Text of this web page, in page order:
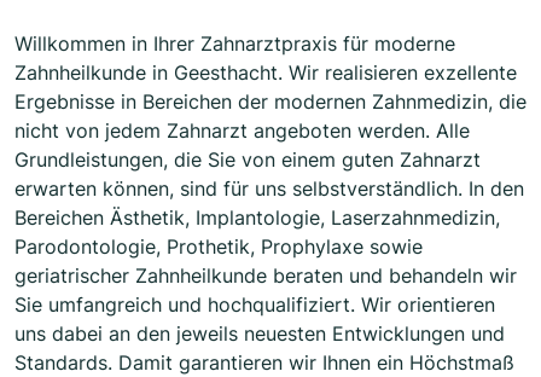
Willkommen in Ihrer Zahnarztpraxis für moderne
Zahnheilkunde in Geesthacht. Wir realisieren exzellente
Ergebnisse in Bereichen der modernen Zahnmedizin, die
nicht von jedem Zahnarzt angeboten werden. Alle
Grundleistungen, die Sie von einem guten Zahnarzt
erwarten können, sind für uns selbstverständlich. In den
Bereichen Ästhetik, Implantologie, Laserzahnmedizin,
Parodontologie, Prothetik, Prophylaxe sowie
geriatrischer Zahnheilkunde beraten und behandeln wir
Sie umfangreich und hochqualifiziert. Wir orientieren
uns dabei an den jeweils neuesten Entwicklungen und
Standards. Damit garantieren wir Ihnen ein Höchstmaß